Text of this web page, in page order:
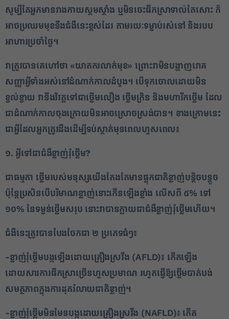
សូម្បីតែអ្នកមានរាងកាយស្គមស្គាំង ឬមិនចេះផឹកស្រាទាល់តែសោះ ក៏
អាចប្រឈមមុខនឹងជំងឺនេះខ្ពស់ដែរ តាមរយៈទម្លាប់រស់នៅ និងរបប
អាហារប្រចាំថ្ងៃ។
វាត្រូវបានគេហៅថា «ឃាតករលាក់មុខ» ព្រោះវាមិនបង្ហាញរោគ
សញ្ញាអ្វីទាំងអស់នៅដំណាក់កាលដំបូង។ បើទុកចោលដោយមិន
ខ្វល់ខ្វាយ វានឹងវិវត្តទៅជាថ្លើមលឿង ថ្លើមក្រិន និងមហារីកថ្លើម ដែល
ជាដំណាក់កាលចុងក្រោយមិនអាចស្រោចស្រង់បាន។ ខាងក្រោមនេះ
ជាអ្វីដែលអ្នកត្រូវដឹងដើម្បីទប់ស្កាត់មុនពេលហួសពេល៖
១. អ្វីទៅជាជំងឺខ្លាញ់រុំថ្លើម?
ជាធម្មតា ថ្លើមរបស់មនុស្សយើងតែងតែមានផ្ទុកជាតិខ្លាញ់បន្តិចបន្តួច
ប៉ុន្តែប្រសិនបើបរិមាណខ្លាញ់នោះកើនឡើងខ្លាំង លើសពី ៥% ទៅ
១០% នៃទម្ងន់ថ្លើមសរុប នោះវាបានក្លាយជាជំងឺខ្លាញ់រុំថ្លើមហើយ។
ជំងឺនេះត្រូវបានបែងចែកជា ២ ប្រភេទធំៗ៖
-ខ្លាញ់រុំថ្លើមបង្កឡើងដោយគ្រឿងស្រវឹង (AFLD)៖ កើតឡើង
ដោយសារការផឹកស្រាច្រើនហួសប្រមាណ រហូតធ្វើឱ្យថ្លើមបាត់បង់
សមត្ថភាពក្នុងការដុតរំលាយជាតិខ្លាញ់។
-ខ្លាញ់រុំថ្លើមមិនមែនបង្កដោយគ្រឿងស្រវឹង (NAFLD)៖ កើត